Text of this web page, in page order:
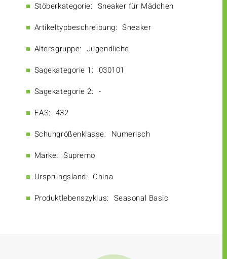
Stöberkategorie: Sneaker für Mädchen
Artikeltypbeschreibung: Sneaker
Altersgruppe: Jugendliche
Sagekategorie 1: 030101
Sagekategorie 2: -
EAS: 432
Schuhgrößenklasse: Numerisch
Marke: Supremo
Ursprungsland: China
Produktlebenszyklus: Seasonal Basic